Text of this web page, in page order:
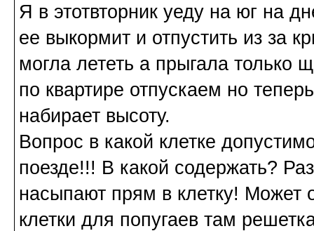
Я в этотвторник уеду на юг на
ее выкормит и отпустить из за
могла лететь а прыгала
по квартире отпускаем но
набирает высоту.
Вопрос в какой клетке
поезде!!! В какой содержать?
насыпают прям в клетку! Может
клетки для попугаев там